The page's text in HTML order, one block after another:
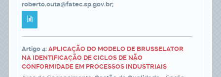
roberto.outa@fatec.sp.gov.br;
Artigo 4: APLICAÇÃO DO MODELO DE BRUSSELATOR
NA IDENTIFICAÇÃO DE CICLOS DE NÃO
CONFORMIDADE EM PROCESSOS INDUSTRIAIS